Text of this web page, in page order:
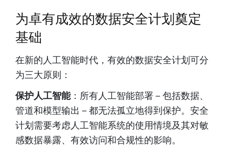
为卓有成效的数据安全计划奠定
基础
在新的人工智能时代，有效的数据安全计划可分
为三大原则：
保护人工智能：所有人工智能部署 – 包括数据、
管道和模型输出 – 都无法孤立地得到保护。安全
计划需要考虑人工智能系统的使用情境及其对敏
感数据暴露、有效访问和合规性的影响。